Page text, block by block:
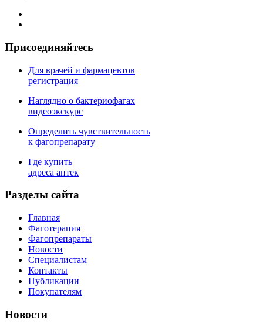
Присоединяйтесь
Для врачей и фармацевтов
регистрация
Наглядно о бактериофагах
видеоэкскурс
Определить чувствительность
к фагопрепарату
Где купить
адреса аптек
Разделы сайта
Главная
Фаготерапия
Фагопрепараты
Новости
Специалистам
Контакты
Публикации
Покупателям
Новости